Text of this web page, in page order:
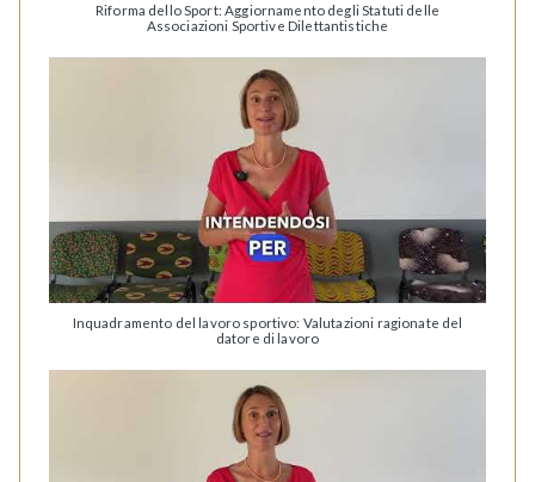
Riforma dello Sport: Aggiornamento degli Statuti delle
Associazioni Sportive Dilettantistiche
Inquadramento del lavoro sportivo: Valutazioni ragionate del
datore di lavoro